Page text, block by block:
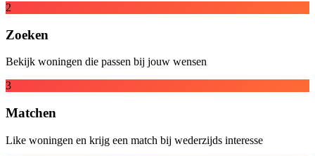
2
Zoeken
Bekijk woningen die passen bij jouw wensen
3
Matchen
Like woningen en krijg een match bij wederzijds interesse